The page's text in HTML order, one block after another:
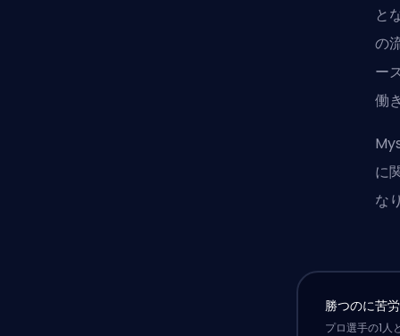
と
の
ー
働
に
な
勝つのに苦
プロ選手の1人